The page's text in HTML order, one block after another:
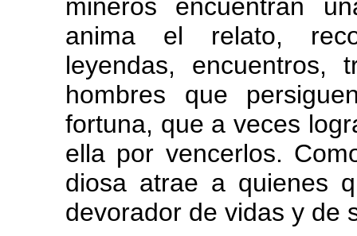
mineros encuentran
anima el relato,
leyendas,
hombres que
fortuna, que a veces
ella por vencerlos.
diosa atrae a quienes
devorador de vidas y de